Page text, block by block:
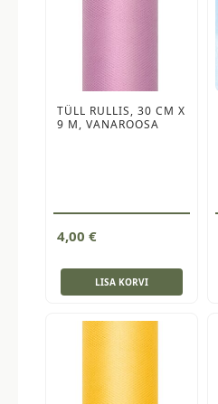
TÜLL RULLIS, 30 CM X
9 M, VANAROOSA
4,00 €
LISA KORVI